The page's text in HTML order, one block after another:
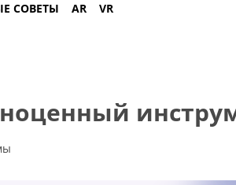
СОВЕТЫ AR VR